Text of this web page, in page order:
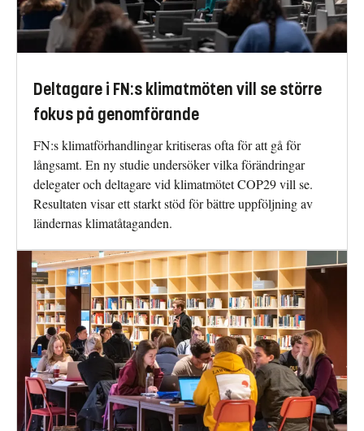
Deltagare i FN:s klimatmöten vill se större
fokus på genomförande
FN:s klimatförhandlingar kritiseras ofta för att gå för
långsamt. En ny studie undersöker vilka förändringar
delegater och deltagare vid klimatmötet COP29 vill se.
Resultaten visar ett starkt stöd för bättre uppföljning av
ländernas klimatåtaganden.